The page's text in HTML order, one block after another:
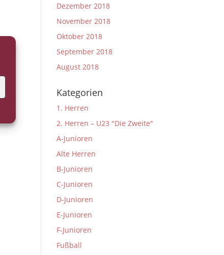
Dezember 2018
November 2018
Oktober 2018
September 2018
August 2018
Kategorien
1. Herren
2. Herren – U23 "Die Zweite"
A-Junioren
Alte Herren
B-Junioren
C-Junioren
D-Junioren
E-Junioren
F-Junioren
Fußball